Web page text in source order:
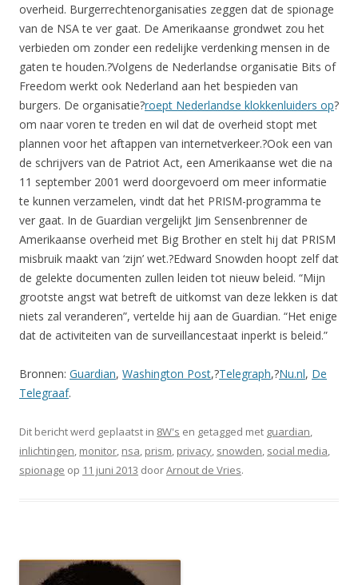
overheid. Burgerrechtenorganisaties zeggen dat de spionage
van de NSA te ver gaat. De Amerikaanse grondwet zou het
verbieden om zonder een redelijke verdenking mensen in de
gaten te houden.?Volgens de Nederlandse organisatie Bits of
Freedom werkt ook Nederland aan het bespieden van
burgers. De organisatie?roept Nederlandse klokkenluiders op?
om naar voren te treden en wil dat de overheid stopt met
plannen voor het aftappen van internetverkeer.?Ook een van
de schrijvers van de Patriot Act, een Amerikaanse wet die na
11 september 2001 werd doorgevoerd om meer informatie
te kunnen verzamelen, vindt dat het PRISM-programma te
ver gaat. In de Guardian vergelijkt Jim Sensenbrenner de
Amerikaanse overheid met Big Brother en stelt hij dat PRISM
misbruik maakt van ‘zijn’ wet.?Edward Snowden hoopt zelf dat
de gelekte documenten zullen leiden tot nieuw beleid. “Mijn
grootste angst wat betreft de uitkomst van deze lekken is dat
niets zal veranderen”, vertelde hij aan de Guardian. “Het enige
dat de activiteiten van de surveillancestaat inperkt is beleid.”
Bronnen: Guardian, Washington Post,?Telegraph,?Nu.nl, De
Telegraaf.
Dit bericht werd geplaatst in 8W's en getagged met guardian,
inlichtingen, monitor, nsa, prism, privacy, snowden, social media,
spionage op 11 juni 2013 doorArnout de Vries.